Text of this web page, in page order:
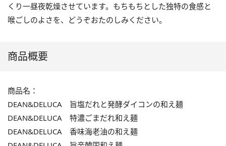
くり一昼夜乾燥させています。もちもちとした独特の食感と
喉ごしのよさを、どうぞおたのしみください。
商品概要
商品名：
DEAN&DELUCA 旨塩だれと発酵ダイコンの和え麺
DEAN&DELUCA 特濃ごまだれ和え麺
DEAN&DELUCA 香味海老油の和え麺